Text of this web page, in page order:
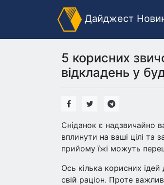
Дайджест
5 корисних
відкладень у
Сніданок є надзвичайно
вплинути на ваші цілі та
прийому їжі можуть
Ось кілька корисних
свій раціон. Проте